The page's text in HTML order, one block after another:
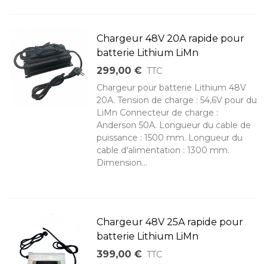
Chargeur 48V 20A rapide pour
batterie Lithium LiMn
299,00 € TTC
Chargeur pour batterie Lithium 48V
20A. Tension de charge : 54,6V pour du
LiMn Connecteur de charge :
Anderson 50A. Longueur du cable de
puissance : 1500 mm. Longueur du
cable d'alimentation : 1300 mm.
Dimension...
Chargeur 48V 25A rapide pour
batterie Lithium LiMn
399,00 € TTC